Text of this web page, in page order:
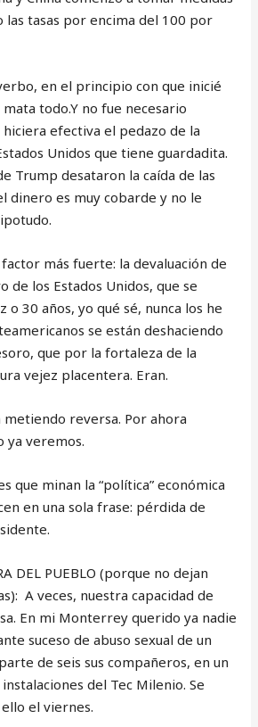
las tasas por encima del 100 por
en el principio con que inicié
todo.Y no fue necesario
hiciera efectiva el pedazo de la
Unidos que tiene guardadita.
Trump desataron la caída de las
dinero es muy cobarde y no le
más fuerte: la devaluación de
de los Estados Unidos, que se
o 30 años, yo qué sé, nunca los he
se están deshaciendo
que por la fortaleza de la
vejez placentera. Eran.
reversa. Por ahora
ya veremos.
que minan la “política” económica
en una sola frase: pérdida de
DEL PUEBLO (porque no dejan
A veces, nuestra capacidad de
En mi Monterrey querido ya nadie
suceso de abuso sexual de un
de seis sus compañeros, en un
del Tec Milenio. Se
el viernes.